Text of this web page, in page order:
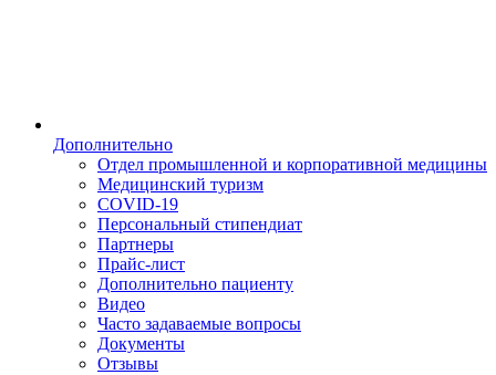
Дополнительно
Отдел промышленной и корпоративной медицины
Медицинский туризм
COVID-19
Персональный стипендиат
Партнеры
Прайс-лист
Дополнительно пациенту
Видео
Часто задаваемые вопросы
Документы
Отзывы